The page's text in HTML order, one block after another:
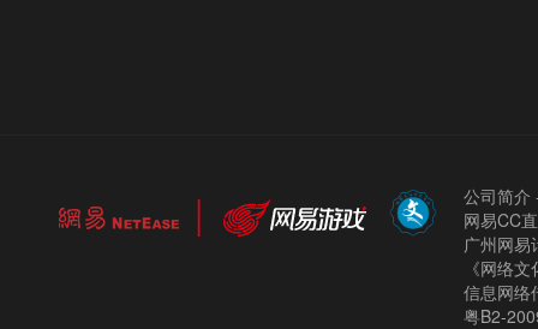
公司简介
网易CC
广州网
《网络
信息网络
粤B2-